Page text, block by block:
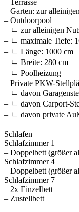
– Terrasse
– Garten: zur
– Outdoorpool
– ㄴ zur alleinigen
– ㄴ maximale Tiefe:
– ㄴ Länge: 1000 cm
– ㄴ Breite: 280 cm
– ㄴ Poolheizung
– Private PKW-
– ㄴ davon
– ㄴ davon Carport-
– ㄴ davon private
Schlafen
Schlafzimmer 1
– Doppelbett (größer
Schlafzimmer 4
– Doppelbett (größer
Schlafzimmer 7
– 2x Einzelbett
– Zustellbett